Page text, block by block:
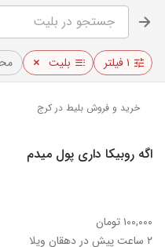
۱ فیلتر بلیت
خرید و فروش بلیط در کرج
اگه روبیکا داری پول میدم
۱۰۰,۰۰۰ تومان
۲ ساعت پیش در دهقان ویلا